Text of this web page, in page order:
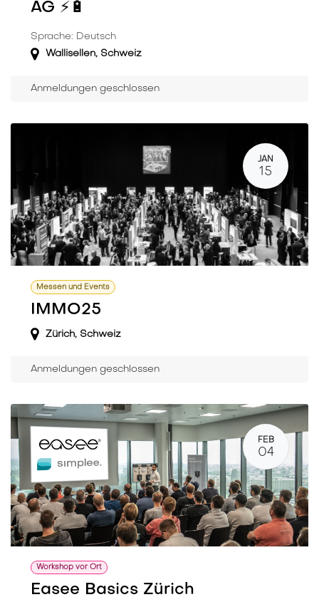
AG ⚡️🔋
Sprache: Deutsch
Wallisellen, Schweiz
Anmeldungen geschlossen
JAN
15
Messen und Events
IMMO25
Zürich, Schweiz
Anmeldungen geschlossen
FEB
04
Workshop vor Ort
Easee Basics Zürich